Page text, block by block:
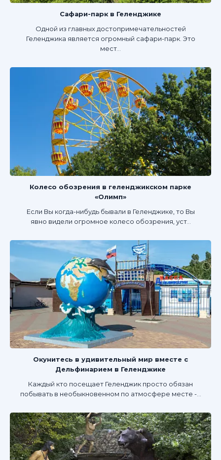
Сафари-парк в Геленджике
Одной из главных достопримечательностей
Геленджика является огромный сафари-парк. Это
мест...
Колесо обозрения в геленджикском парке
«Олимп»
Если Вы когда-нибудь бывали в Геленджике, то Вы
явно видели огромное колесо обозрения, уст...
Окунитесь в удивительный мир вместе с
Дельфинарием в Геленджике
Каждый кто посещает Геленджик просто обязан
побывать в необыкновенном по атмосфере месте -...